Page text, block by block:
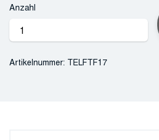
Anzahl
Telefunken
TF17
Menge
Artikelnummer: TELFTF17